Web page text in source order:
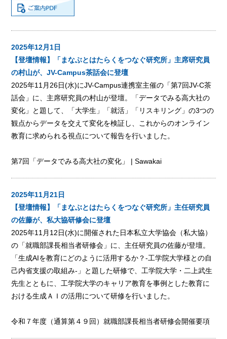
2025年12月1日
【登壇情報】「まなぶとはたらくをつなぐ研究所」主席研究員
の村山が、JV-Campus茶話会に登壇
2025年11月26日(水)にJV-Campus連携室主催の「第7回JV-C茶
話会」に、主席研究員の村山が登壇。「データでみる高大社の
変化」と題して、「大学生」「就活」「リスキリング」の3つの
観点からデータを交えて変化を検証し、これからのオンライン
教育に求められる視点について報告を行いました。
第7回「データでみる高大社の変化」 | Sawakai
2025年11月21日
【登壇情報】「まなぶとはたらくをつなぐ研究所」主任研究員
の佐藤が、私大協研修会に登壇
2025年11月12日(水)に開催された日本私立大学協会（私大協）
の「就職部課長相当者研修会」に、主任研究員の佐藤が登壇。
「生成AIを教育にどのように活用するか？-工学院大学様との自
己内省支援の取組み-」と題した研修で、工学院大学・二上武生
先生とともに、工学院大学のキャリア教育を事例とした教育に
おける生成ＡＩの活用について研修を行いました。
令和７年度（通算第４９回）就職部課長相当者研修会開催要項